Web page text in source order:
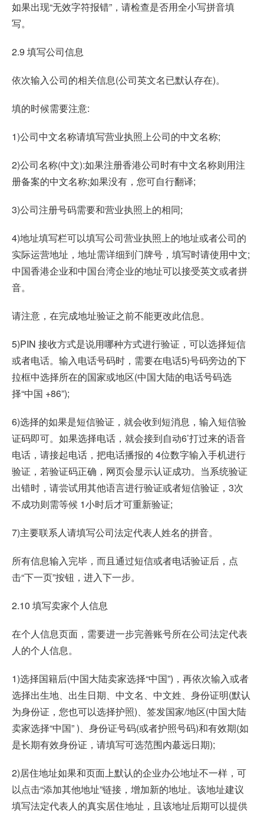
如果出现“无效字符报错”，请检查是否用全小写拼音填
写。
2.9 填写公司信息
依次输入公司的相关信息(公司英文名已默认存在)。
填的时候需要注意:
1)公司中文名称请填写营业执照上公司的中文名称;
2)公司名称(中文):如果注册香港公司时有中文名称则用注
册备案的中文名称;如果没有，您可自行翻译;
3)公司注册号码需要和营业执照上的相同;
4)地址填写栏可以填写公司营业执照上的地址或者公司的
实际运营地址，地址需详细到门牌号，填写时请使用中文;
中国香港企业和中国台湾企业的地址可以接受英文或者拼
音。
请注意，在完成地址验证之前不能更改此信息。
5)PIN 接收方式是说用哪种方式进行验证，可以选择短信
或者电话。输入电话号码时，需要在电话5)号码旁边的下
拉框中选择所在的国家或地区(中国大陆的电话号码选
择“中国 +86”);
6)选择的如果是短信验证，就会收到短消息，输入短信验
证码即可。如果选择电话，就会接到自动6’打过来的语音
电话，请接起电话，把电话播报的 4位数字输入手机进行
验证，若验证码正确，网页会显示认证成功。当系统验证
出错时，请尝试用其他语言进行验证或者短信验证，3次
不成功则需等候 1小时后才可重新验证;
7)主要联系人请填写公司法定代表人姓名的拼音。
所有信息输入完毕，而且通过短信或者电话验证后，点
击“下一页”按钮，进入下一步。
2.10 填写卖家个人信息
在个人信息页面，需要进一步完善账号所在公司法定代表
人的个人信息。
1)选择国籍后(中国大陆卖家选择“中国”)，再依次输入或者
选择出生地、出生日期、中文名、中文姓、身份证明(默认
为身份证，您也可以选择护照)、签发国家/地区(中国大陆
卖家选择“中国” )、身份证号码(或者护照号码)和有效期(如
是长期有效身份证，请填写可选范围内蕞远日期);
2)居住地址如果和页面上默认的企业办公地址不一样，可
以点击“添加其他地址”链接，增加新的地址。该地址建议
填写法定代表人的真实居住地址，且该地址后期可以提供